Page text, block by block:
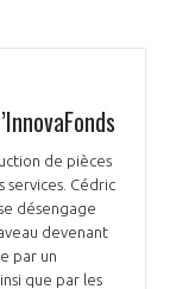
de pièces
services. Cédric
désengage
devenant
par un
que par les